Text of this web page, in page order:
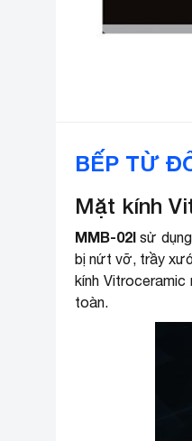
BẾP TỪ
Mặt kính
MMB-02I sử
bị nứt vỡ, trầy
kính
toàn.